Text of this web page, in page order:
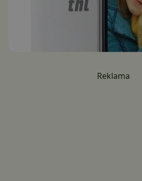
Reklama